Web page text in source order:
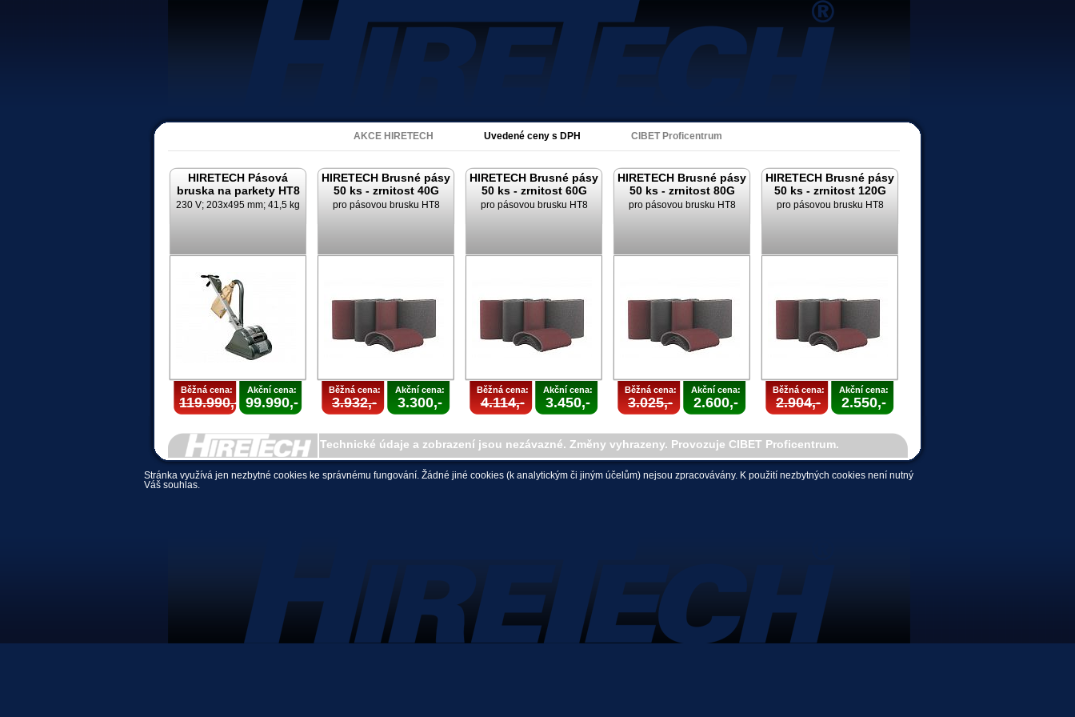
Akce Hiretech
AKCE HIRETECH Uvedené ceny s DPH CIBET Proficentrum
HIRETECH Pásová
bruska na parkety HT8
230 V; 203x495 mm; 41,5 kg
Běžná cena:
119.990,-
Akční cena:
99.990,-
HIRETECH Brusné pásy
50 ks - zrnitost 40G
pro pásovou brusku HT8
Běžná cena:
3.932,-
Akční cena:
3.300,-
HIRETECH Brusné pásy
50 ks - zrnitost 60G
pro pásovou brusku HT8
Běžná cena:
4.114,-
Akční cena:
3.450,-
HIRETECH Brusné pásy
50 ks - zrnitost 80G
pro pásovou brusku HT8
Běžná cena:
3.025,-
Akční cena:
2.600,-
HIRETECH Brusné pásy
50 ks - zrnitost 120G
pro pásovou brusku HT8
Běžná cena:
2.904,-
Akční cena:
2.550,-
Technické údaje a zobrazení jsou nezávazné. Změny vyhrazeny. Provozuje CIBET Proficentrum.
Stránka využívá jen nezbytné cookies ke správnému fungování. Žádné jiné cookies (k analytickým či jiným účelům) nejsou zpracovávány. K použití nezbytných cookies není nutný
Váš souhlas.